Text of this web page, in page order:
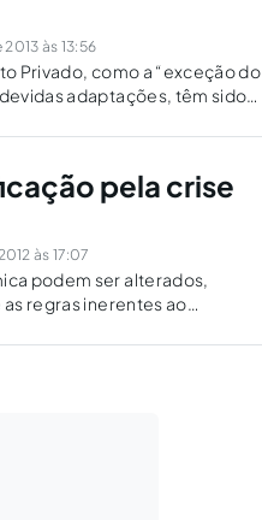
às 13:56
Privado, como a “exceção do
adaptações, têm sido
pela crise
às 17:07
podem ser alterados,
regras inerentes ao